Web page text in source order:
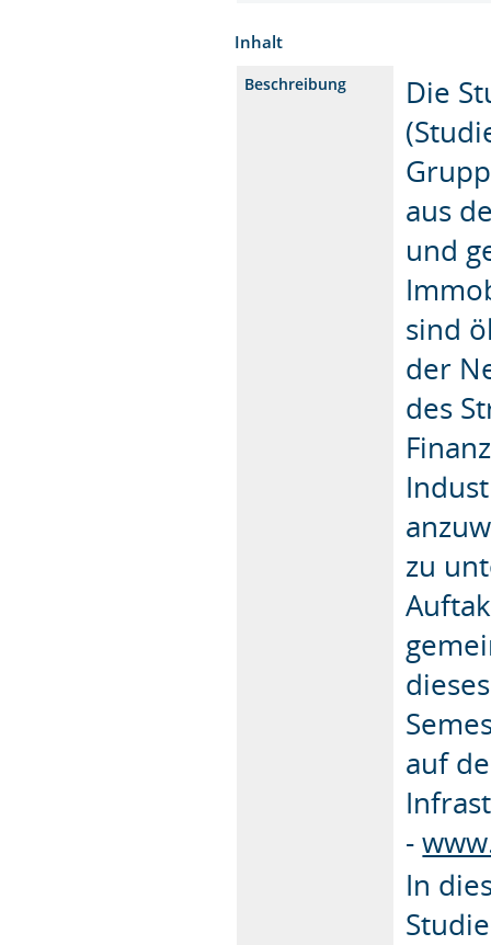
Inhalt
Beschreibung
Die
aus
und
sind
der
des
zu
auf
-
In